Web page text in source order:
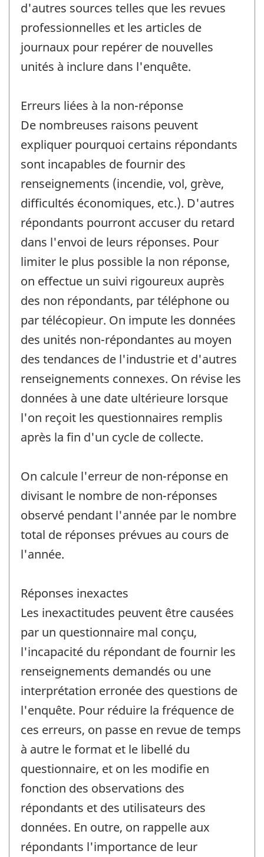
d'autres sources telles que les revues
professionnelles et les articles de
journaux pour repérer de nouvelles
unités à inclure dans l'enquête.
Erreurs liées à la non-réponse
De nombreuses raisons peuvent
expliquer pourquoi certains répondants
sont incapables de fournir des
renseignements (incendie, vol, grève,
difficultés économiques, etc.). D'autres
répondants pourront accuser du retard
dans l'envoi de leurs réponses. Pour
limiter le plus possible la non réponse,
on effectue un suivi rigoureux auprès
des non répondants, par téléphone ou
par télécopieur. On impute les données
des unités non-répondantes au moyen
des tendances de l'industrie et d'autres
renseignements connexes. On révise les
données à une date ultérieure lorsque
l'on reçoit les questionnaires remplis
après la fin d'un cycle de collecte.
On calcule l'erreur de non-réponse en
divisant le nombre de non-réponses
observé pendant l'année par le nombre
total de réponses prévues au cours de
l'année.
Réponses inexactes
Les inexactitudes peuvent être causées
par un questionnaire mal conçu,
l'incapacité du répondant de fournir les
renseignements demandés ou une
interprétation erronée des questions de
l'enquête. Pour réduire la fréquence de
ces erreurs, on passe en revue de temps
à autre le format et le libellé du
questionnaire, et on les modifie en
fonction des observations des
répondants et des utilisateurs des
données. En outre, on rappelle aux
répondants l'importance de leur